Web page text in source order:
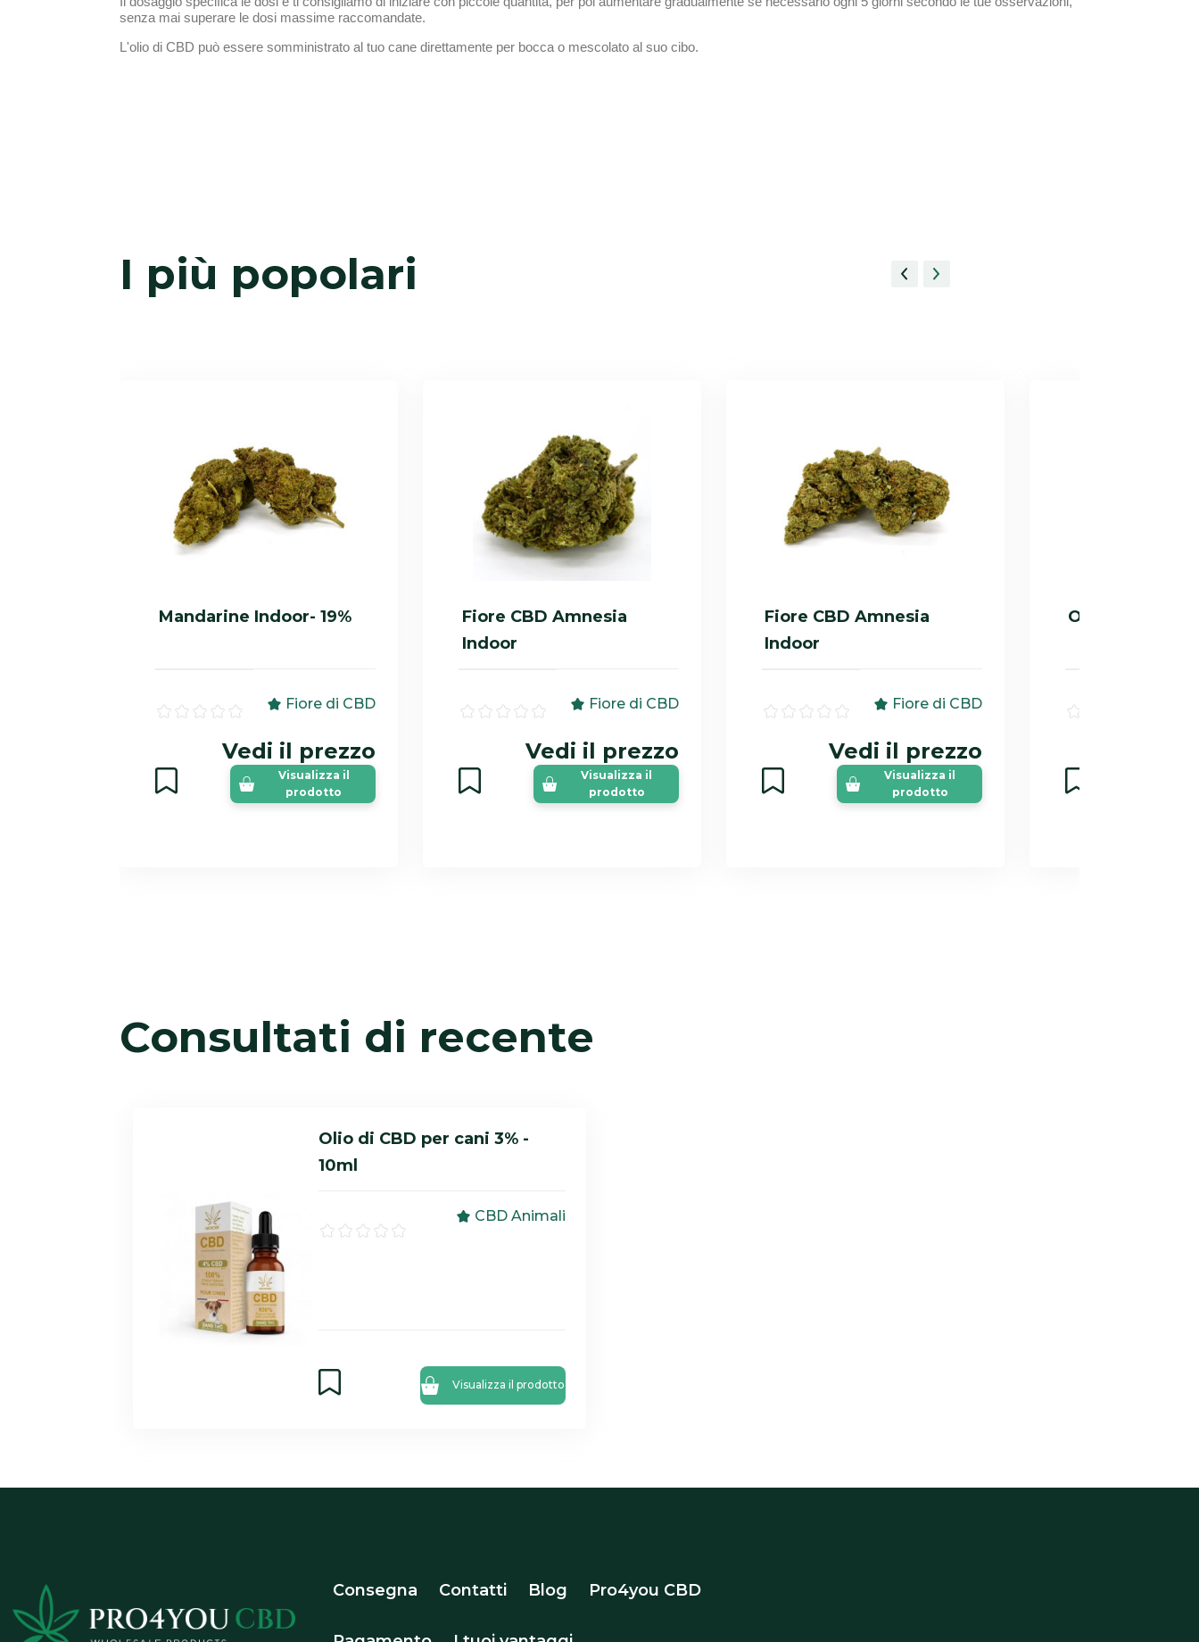
senza mai superare le dosi massime raccomandate.
L'olio di CBD può essere somministrato al tuo cane direttamente per bocca o mescolato al suo cibo.
I più popolari
Mandarine Indoor- 19%
Fiore di CBD
Vedi il prezzo
Visualizza il
prodotto
Fiore CBD Amnesia
Indoor
Fiore di CBD
Vedi il prezzo
Visualizza il
prodotto
Fiore CBD Amnesia
Indoor
Fiore di CBD
Vedi il prezzo
Visualizza il
prodotto
Orangello
Consultati di recente
Olio di CBD per cani 3% -
10ml
CBD Animali
Visualizza il prodotto
Consegna Contatti Blog Pro4you CBD